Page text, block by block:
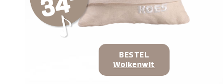
BESTEL
Wolkenwit